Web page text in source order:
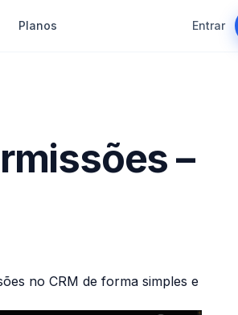
Planos Entrar
–
no CRM de forma simples e